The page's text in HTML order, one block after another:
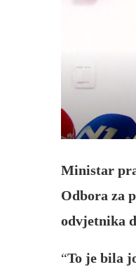
Ministar
Odbora za
odvjetnika
“To je bila